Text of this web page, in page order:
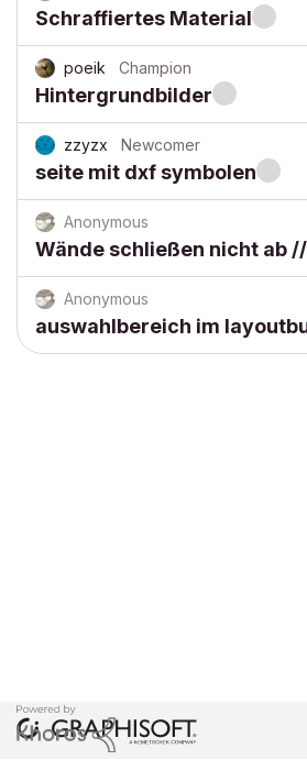
Schraffiertes Material
poeik Champion
Hintergrundbilder
zzyzx Newcomer
seite mit dxf symbolen
Anonymous
Wände schließen nicht ab
Anonymous
auswahlbereich im